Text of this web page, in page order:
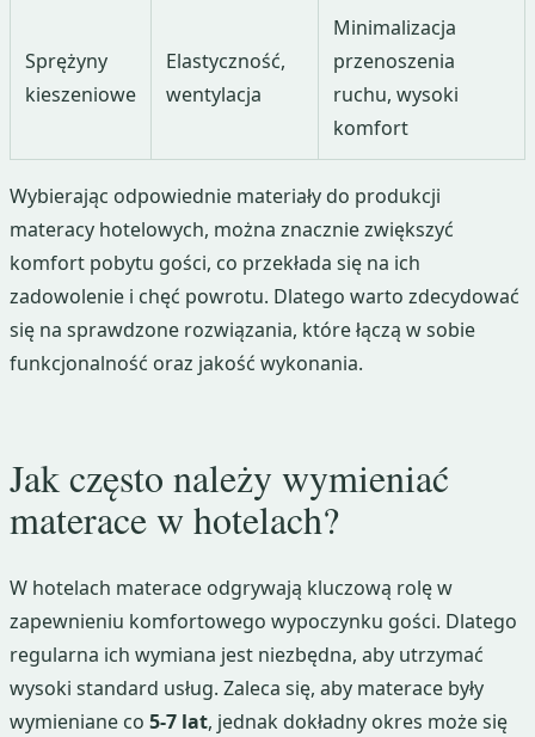
Sprężyny
kieszeniowe
Elastyczność,
wentylacja
Minimalizacja
przenoszenia
ruchu, wysoki
komfort
Wybierając odpowiednie materiały do produkcji
materacy hotelowych, można znacznie zwiększyć
komfort pobytu gości, co przekłada się na ich
zadowolenie i chęć powrotu. Dlatego warto zdecydować
się na sprawdzone rozwiązania, które łączą w sobie
funkcjonalność oraz jakość wykonania.
Jak często należy wymieniać
materace w hotelach?
W hotelach materace odgrywają kluczową rolę w
zapewnieniu komfortowego wypoczynku gości. Dlatego
regularna ich wymiana jest niezbędna, aby utrzymać
wysoki standard usług. Zaleca się, aby materace były
wymieniane co 5-7 lat, jednak dokładny okres może się